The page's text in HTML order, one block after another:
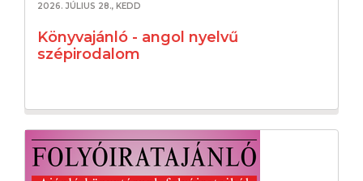
2026. JÚLIUS 28., KEDD
Könyvajánló - angol nyelvű
szépirodalom